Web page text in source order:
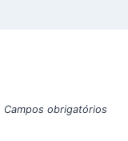
Campos obrigatórios